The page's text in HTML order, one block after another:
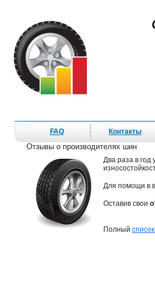
FAQ Контакты
Отзывы о производителях шин
Два раза в
Для помощи в
Оставив свои
Полный